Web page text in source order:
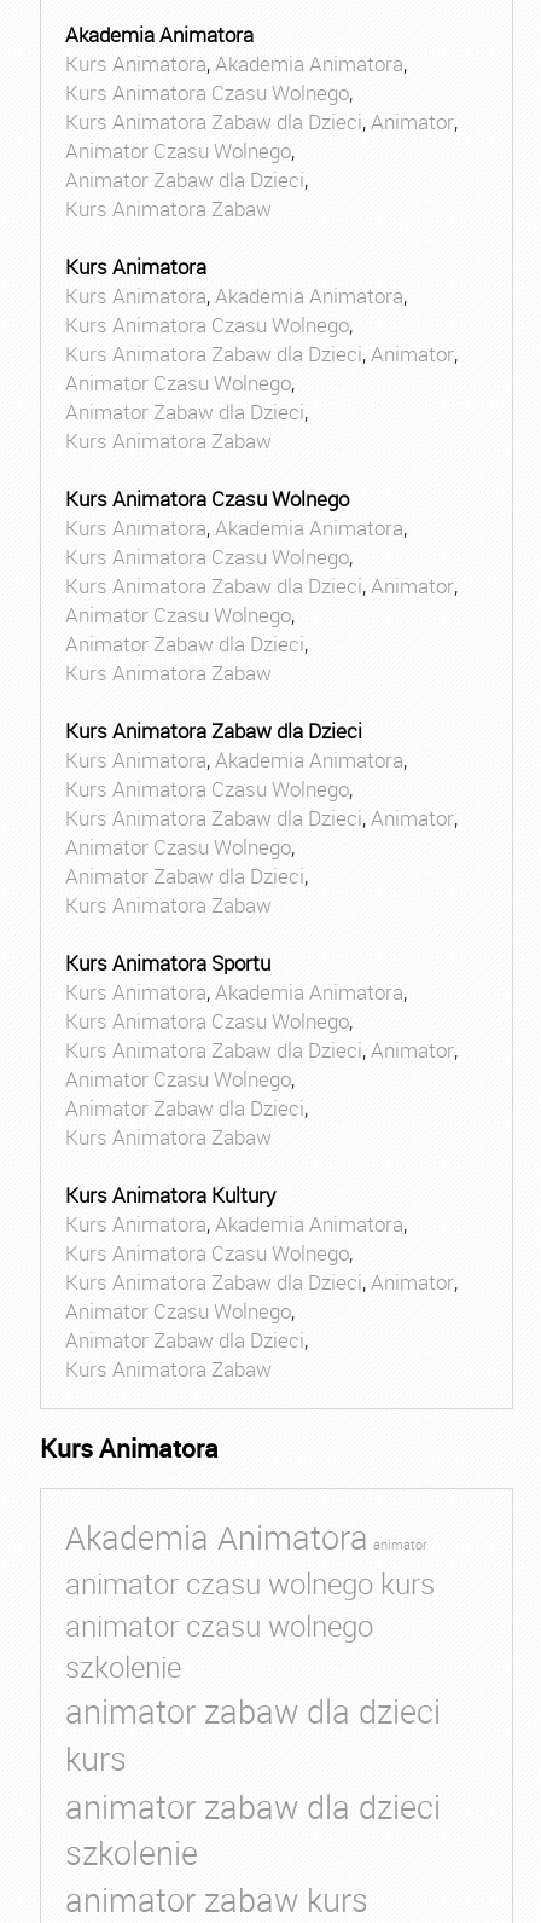
Akademia Animatora
Kurs Animatora,Akademia Animatora,
Kurs Animatora Czasu Wolnego,
Kurs Animatora Zabaw dla Dzieci,Animator,
Animator Czasu Wolnego,
Animator Zabaw dla Dzieci,
Kurs Animatora Zabaw
Kurs Animatora
Kurs Animatora,Akademia Animatora,
Kurs Animatora Czasu Wolnego,
Kurs Animatora Zabaw dla Dzieci,Animator,
Animator Czasu Wolnego,
Animator Zabaw dla Dzieci,
Kurs Animatora Zabaw
Kurs Animatora Czasu Wolnego
Kurs Animatora,Akademia Animatora,
Kurs Animatora Czasu Wolnego,
Kurs Animatora Zabaw dla Dzieci,Animator,
Animator Czasu Wolnego,
Animator Zabaw dla Dzieci,
Kurs Animatora Zabaw
Kurs Animatora Zabaw dla Dzieci
Kurs Animatora,Akademia Animatora,
Kurs Animatora Czasu Wolnego,
Kurs Animatora Zabaw dla Dzieci,Animator,
Animator Czasu Wolnego,
Animator Zabaw dla Dzieci,
Kurs Animatora Zabaw
Kurs Animatora Sportu
Kurs Animatora,Akademia Animatora,
Kurs Animatora Czasu Wolnego,
Kurs Animatora Zabaw dla Dzieci,Animator,
Animator Czasu Wolnego,
Animator Zabaw dla Dzieci,
Kurs Animatora Zabaw
Kurs Animatora Kultury
Kurs Animatora,Akademia Animatora,
Kurs Animatora Czasu Wolnego,
Kurs Animatora Zabaw dla Dzieci,Animator,
Animator Czasu Wolnego,
Animator Zabaw dla Dzieci,
Kurs Animatora Zabaw
Kurs Animatora
Akademia Animatora animator
animator czasu wolnego kurs
animator czasu wolnego
szkolenie
animator zabaw dla dzieci
kurs
animator zabaw dla dzieci
szkolenie
animator zabaw kurs